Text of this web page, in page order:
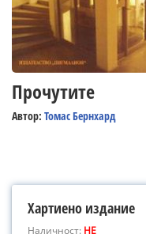
Прочутите
Автор: Томас Бернхард
Хартиено издание
Наличност: НЕ